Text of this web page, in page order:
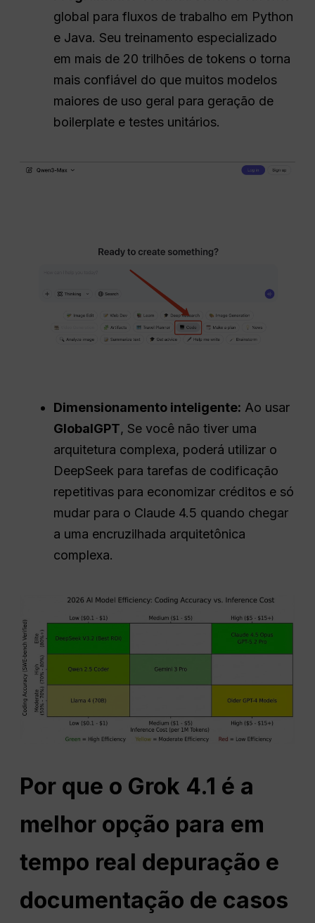
global para fluxos de trabalho em Python
e Java. Seu treinamento especializado
em mais de 20 trilhões de tokens o torna
mais confiável do que muitos modelos
maiores de uso geral para geração de
boilerplate e testes unitários.
Dimensionamento inteligente: Ao usar
GlobalGPT, Se você não tiver uma
arquitetura complexa, poderá utilizar o
DeepSeek para tarefas de codificação
repetitivas para economizar créditos e só
mudar para o Claude 4.5 quando chegar
a uma encruzilhada arquitetônica
complexa.
Por que o Grok 4.1 é a
melhor opção para em
tempo real depuração e
documentação de casos